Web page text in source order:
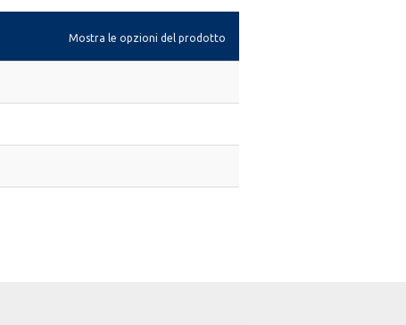
Mostra le opzioni del prodotto